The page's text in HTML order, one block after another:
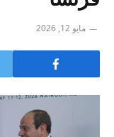
مايو 12, 2026